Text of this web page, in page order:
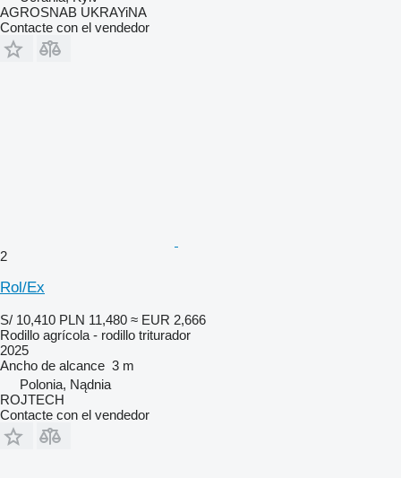
AGROSNAB UKRAYiNA
Contacte con el vendedor
2
Rol/Ex
S/ 10,410 PLN 11,480 ≈ EUR 2,666
Rodillo agrícola - rodillo triturador
2025
Ancho de alcance 3 m
Polonia, Nądnia
ROJTECH
Contacte con el vendedor